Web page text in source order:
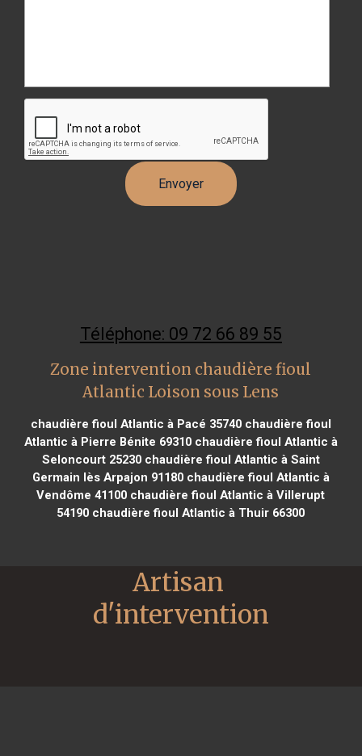
Téléphone: 09 72 66 89 55
Zone intervention chaudière fioul
Atlantic Loison sous Lens
chaudière fioul Atlantic à Pacé 35740chaudière fioul
Atlantic à Pierre Bénite 69310chaudière fioul Atlantic à
Seloncourt 25230chaudière fioul Atlantic à Saint
Germain lès Arpajon 91180chaudière fioul Atlantic à
Vendôme 41100 chaudière fioul Atlantic à Villerupt
54190 chaudière fioul Atlantic à Thuir 66300
Artisan
d'intervention